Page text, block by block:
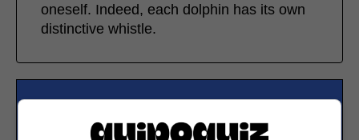
oneself. Indeed, each dolphin has its own
distinctive whistle.
newsletter